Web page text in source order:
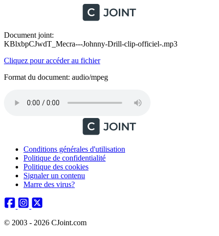
Document joint:
KBlxbpCJwdT_Mecra---Johnny-Drill-clip-officiel-.mp3
Cliquez pour accéder au fichier
Format du document: audio/mpeg
Conditions générales d'utilisation
Politique de confidentialité
Politique des cookies
Signaler un contenu
Marre des virus?
© 2003 - 2026 CJoint.com